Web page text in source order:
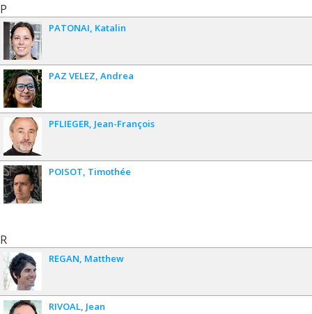
P
PATONAI Katalin
PAZ VELEZ Andrea
PFLIEGER Jean-François
POISOT Timothée
R
REGAN Matthew
RIVOAL Jean